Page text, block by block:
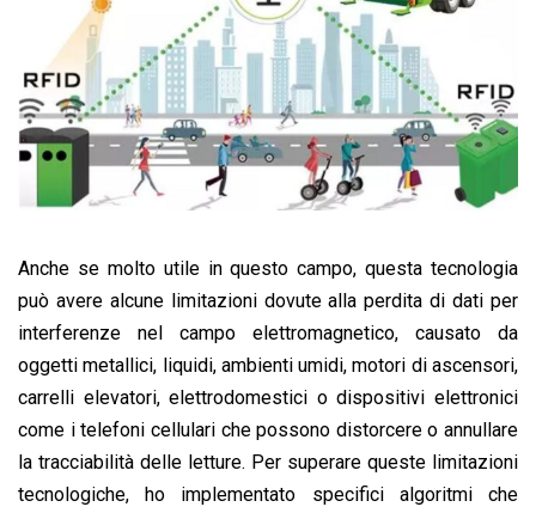
Anche se molto utile in questo campo, questa tecnologia
può avere alcune limitazioni dovute alla perdita di dati per
interferenze nel campo elettromagnetico, causato da
oggetti metallici, liquidi, ambienti umidi, motori di ascensori,
carrelli elevatori, elettrodomestici o dispositivi elettronici
come i telefoni cellulari che possono distorcere o annullare
la tracciabilità delle letture. Per superare queste limitazioni
tecnologiche, ho implementato specifici algoritmi che